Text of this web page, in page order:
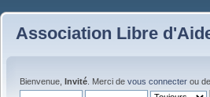
Association Libre
Bienvenue, Invité . Merci de vous connecter ou de